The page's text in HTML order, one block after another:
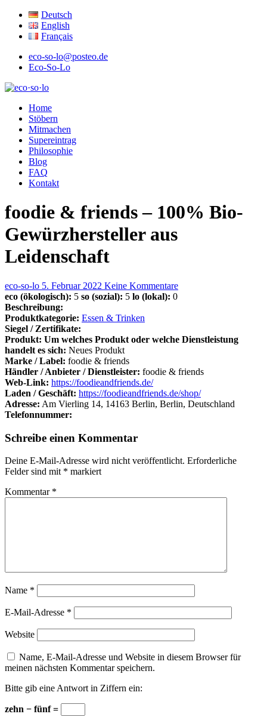
Deutsch
English
Français
eco-so-lo@posteo.de
Eco-So-Lo
eco·so·lo
Home
Stöbern
Mitmachen
Supereintrag
Philosophie
Blog
FAQ
Kontakt
foodie & friends – 100% Bio-
Gewürzhersteller aus
Leidenschaft
eco-so-lo 5. Februar 2022 Keine Kommentare
eco (ökologisch): 5 so (sozial): 5 lo (lokal): 0
Beschreibung:
Produktkategorie: Essen & Trinken
Siegel / Zertifikate:
Produkt: Um welches Produkt oder welche Dienstleistung
handelt es sich: Neues Produkt
Marke / Label: foodie & friends
Händler / Anbieter / Dienstleister: foodie & friends
Web-Link: https://foodieandfriends.de/
Laden / Geschäft: https://foodieandfriends.de/shop/
Adresse: Am Vierling 14, 14163 Berlin, Berlin, Deutschland
Telefonnummer:
Schreibe einen Kommentar
Deine E-Mail-Adresse wird nicht veröffentlicht. Erforderliche
Felder sind mit * markiert
Kommentar *
Name *
E-Mail-Adresse *
Website
Name, E-Mail-Adresse und Website in diesem Browser für
meinen nächsten Kommentar speichern.
Bitte gib eine Antwort in Ziffern ein:
zehn − fünf =